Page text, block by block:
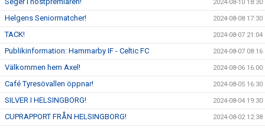
2024-08-10 18:30
Helgens Seniormatcher! 2024-08-08 17:30
TACK! 2024-08-07 21:04
Publikinformation: Hammarby IF - Celtic FC 2024-08-07 08:16
Välkommen hem Axel! 2024-08-06 16:00
Café Tyresövallen öppnar! 2024-08-05 16:30
SILVER I HELSINGBORG! 2024-08-04 19:30
CUPRAPPORT FRÅN HELSINGBORG! 2024-08-02 12:38